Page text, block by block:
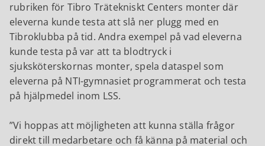
rubriken för Tibro Trätekniskt Centers monter där
eleverna kunde testa att slå ner plugg med en
Tibroklubba på tid. Andra exempel på vad eleverna
kunde testa på var att ta blodtryck i
sjuksköterskornas monter, spela dataspel som
eleverna på NTI-gymnasiet programmerat och testa
på hjälpmedel inom LSS.
Vi hoppas att möjligheten att kunna ställa frågor
direkt till medarbetare och få känna på material och